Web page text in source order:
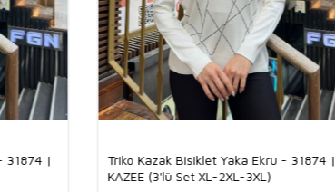
31874 |
Triko Kazak Bisiklet Yaka Ekru - 31874 |
KAZEE (3'lü Set XL-2XL-3XL)